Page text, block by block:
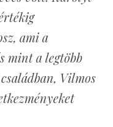
ami a
mint a legtöbb
Vilmos